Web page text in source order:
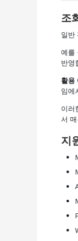
조
일반
예를
반영
활용
임에
이러
서
지